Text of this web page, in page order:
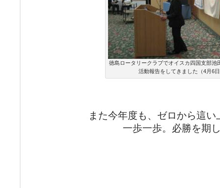
徳島ロータリークラブでオイスカ四国支部池
活動報告をしてきました（4月6
また今年度も、ゼロから這い
一歩一歩。必勝を期